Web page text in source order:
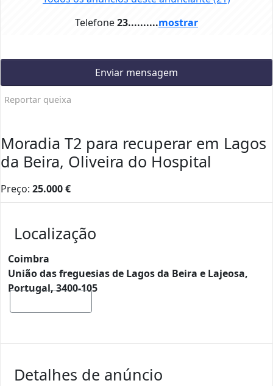
Telefone23..........mostrar
Enviar mensagem
Reportar queixa
Moradia T2 para recuperar em Lagos
da Beira, Oliveira do Hospital
Preço: 25.000€
Localização
Coimbra
União das freguesias de Lagos da Beira e Lajeosa,
Portugal, 3400-105
Detalhes de anúncio